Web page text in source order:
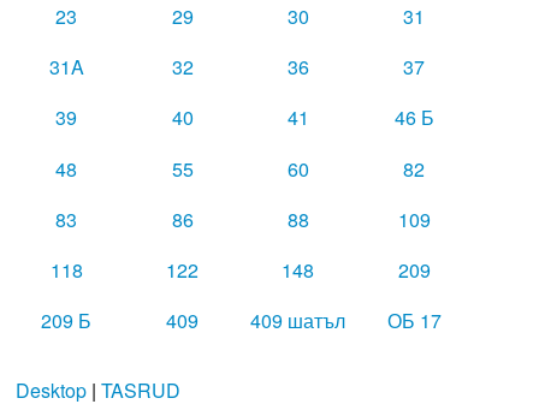
23
29 30
31
31A
32 36
37
39
40 41
46 Б
48
55 60
82
83
86 88
109
118
122 148
209
209 Б
409 409 шатъл ОБ 17
Desktop| TASRUD